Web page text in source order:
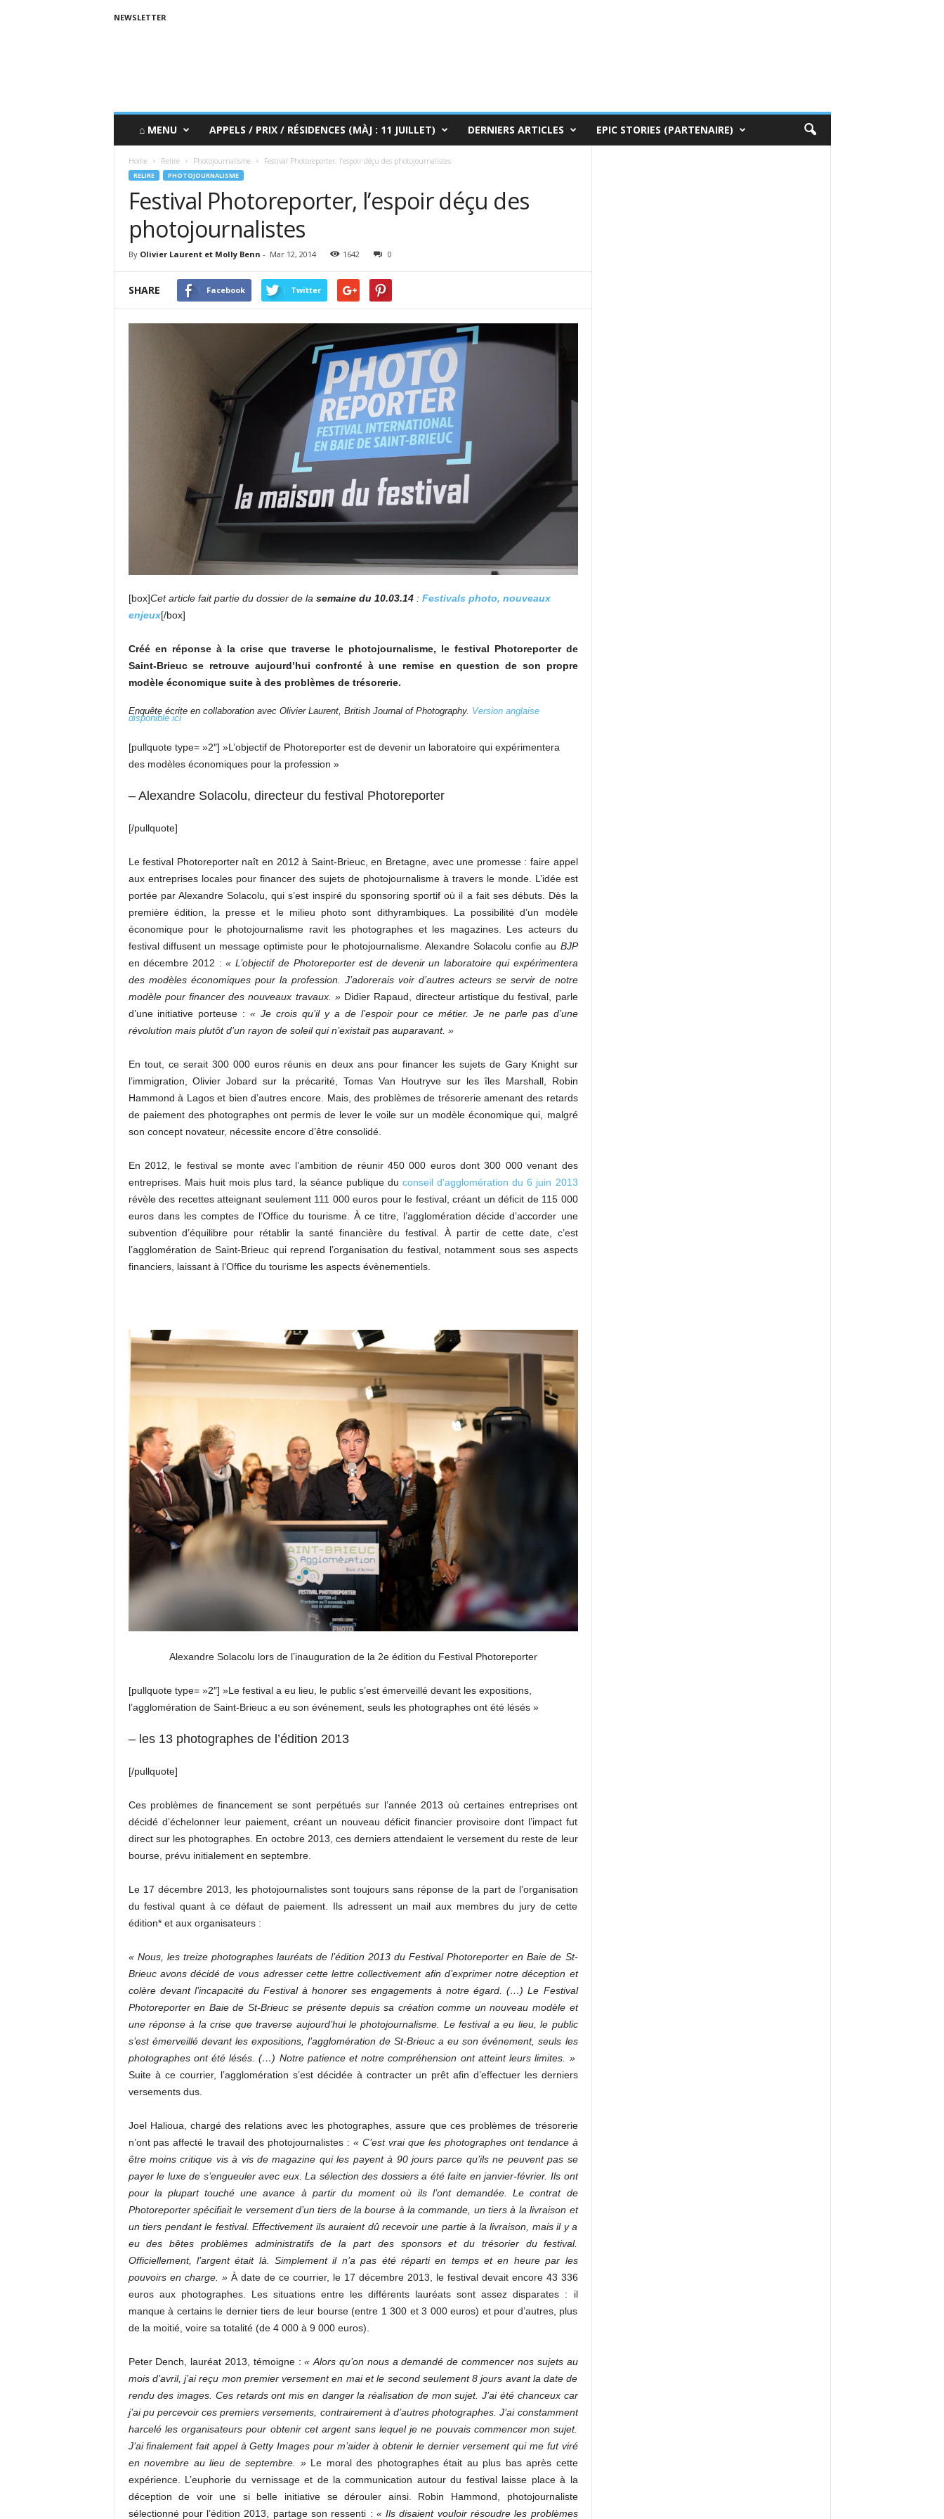
NEWSLETTER
⌂ MENU APPELS / PRIX / RÉSIDENCES (MÀJ : 11 JUILLET) DERNIERS ARTICLES EPIC STORIES (PARTENAIRE)
Home Relire Photojournalisme Festival Photoreporter, l’espoir déçu des photojournalistes
RELIRE PHOTOJOURNALISME
Festival Photoreporter, l’espoir déçu des
photojournalistes
By Olivier Laurent et Molly Benn - Mar 12, 2014 1642 0
SHARE Facebook Twitter
[box]Cet article fait partie du dossier de la semaine du 10.03.14: Festivals photo, nouveaux
enjeux[/box]
Créé en réponse à la crise que traverse le photojournalisme, le festival Photoreporter de
Saint-Brieuc se retrouve aujourd’hui confronté à une remise en question de son propre
modèle économique suite à des problèmes de trésorerie.
Enquête écrite en collaboration avec Olivier Laurent, British Journal of Photography. Version anglaise
disponible ici
[pullquote type= »2″] »L’objectif de Photoreporter est de devenir un laboratoire qui expérimentera
des modèles économiques pour la profession »
– Alexandre Solacolu, directeur du festival Photoreporter
[/pullquote]
Le festival Photoreporter naît en 2012 à Saint-Brieuc, en Bretagne, avec une promesse : faire appel
aux entreprises locales pour financer des sujets de photojournalisme à travers le monde. L’idée est
portée par Alexandre Solacolu, qui s’est inspiré du sponsoring sportif où il a fait ses débuts. Dès la
première édition, la presse et le milieu photo sont dithyrambiques. La possibilité d’un modèle
économique pour le photojournalisme ravit les photographes et les magazines. Les acteurs du
festival diffusent un message optimiste pour le photojournalisme. Alexandre Solacolu confie au BJP
en décembre 2012 : « L’objectif de Photoreporter est de devenir un laboratoire qui expérimentera
des modèles économiques pour la profession. J’adorerais voir d’autres acteurs se servir de notre
modèle pour financer des nouveaux travaux. » Didier Rapaud, directeur artistique du festival, parle
d’une initiative porteuse : « Je crois qu’il y a de l’espoir pour ce métier. Je ne parle pas d’une
révolution mais plutôt d’un rayon de soleil qui n’existait pas auparavant. »
En tout, ce serait 300 000 euros réunis en deux ans pour financer les sujets de Gary Knight sur
l’immigration, Olivier Jobard sur la précarité, Tomas Van Houtryve sur les îles Marshall, Robin
Hammond à Lagos et bien d’autres encore. Mais, des problèmes de trésorerie amenant des retards
de paiement des photographes ont permis de lever le voile sur un modèle économique qui, malgré
son concept novateur, nécessite encore d’être consolidé.
En 2012, le festival se monte avec l’ambition de réunir 450 000 euros dont 300 000 venant des
entreprises. Mais huit mois plus tard, la séance publique duconseil d’agglomération du 6 juin 2013
révèle des recettes atteignant seulement 111 000 euros pour le festival, créant un déficit de 115 000
euros dans les comptes de l’Office du tourisme. À ce titre, l’agglomération décide d’accorder une
subvention d’équilibre pour rétablir la santé financière du festival. À partir de cette date, c’est
l’agglomération de Saint-Brieuc qui reprend l’organisation du festival, notamment sous ses aspects
financiers, laissant à l’Office du tourisme les aspects évènementiels.
Alexandre Solacolu lors de l’inauguration de la 2e édition du Festival Photoreporter
[pullquote type= »2″] »Le festival a eu lieu, le public s’est émerveillé devant les expositions,
l’agglomération de Saint-Brieuc a eu son événement, seuls les photographes ont été lésés »
– les 13 photographes de l’édition 2013
[/pullquote]
Ces problèmes de financement se sont perpétués sur l’année 2013 où certaines entreprises ont
décidé d’échelonner leur paiement, créant un nouveau déficit financier provisoire dont l’impact fut
direct sur les photographes. En octobre 2013, ces derniers attendaient le versement du reste de leur
bourse, prévu initialement en septembre.
Le 17 décembre 2013, les photojournalistes sont toujours sans réponse de la part de l’organisation
du festival quant à ce défaut de paiement. Ils adressent un mail aux membres du jury de cette
édition* et aux organisateurs :
« Nous, les treize photographes lauréats de l’édition 2013 du Festival Photoreporter en Baie de St-
Brieuc avons décidé de vous adresser cette lettre collectivement afin d’exprimer notre déception et
colère devant l’incapacité du Festival à honorer ses engagements à notre égard. (…) Le Festival
Photoreporter en Baie de St-Brieuc se présente depuis sa création comme un nouveau modèle et
une réponse à la crise que traverse aujourd’hui le photojournalisme. Le festival a eu lieu, le public
s’est émerveillé devant les expositions, l’agglomération de St-Brieuc a eu son événement, seuls les
photographes ont été lésés. (…) Notre patience et notre compréhension ont atteint leurs limites. »
Suite à ce courrier, l’agglomération s’est décidée à contracter un prêt afin d’effectuer les derniers
versements dus.
Joel Halioua, chargé des relations avec les photographes, assure que ces problèmes de trésorerie
n’ont pas affecté le travail des photojournalistes : « C’est vrai que les photographes ont tendance à
être moins critique vis à vis de magazine qui les payent à 90 jours parce qu’ils ne peuvent pas se
payer le luxe de s’engueuler avec eux. La sélection des dossiers a été faite en janvier-février. Ils ont
pour la plupart touché une avance à partir du moment où ils l’ont demandée. Le contrat de
Photoreporter spécifiait le versement d’un tiers de la bourse à la commande, un tiers à la livraison et
un tiers pendant le festival. Effectivement ils auraient dû recevoir une partie à la livraison, mais il y a
eu des bêtes problèmes administratifs de la part des sponsors et du trésorier du festival.
Officiellement, l’argent était là. Simplement il n’a pas été réparti en temps et en heure par les
pouvoirs en charge. »À date de ce courrier, le 17 décembre 2013, le festival devait encore 43 336
euros aux photographes. Les situations entre les différents lauréats sont assez disparates : il
manque à certains le dernier tiers de leur bourse (entre 1 300 et 3 000 euros) et pour d’autres, plus
de la moitié, voire sa totalité (de 4 000 à 9 000 euros).
Peter Dench, lauréat 2013, témoigne :« Alors qu’on nous a demandé de commencer nos sujets au
mois d’avril, j’ai reçu mon premier versement en mai et le second seulement 8 jours avant la date de
rendu des images. Ces retards ont mis en danger la réalisation de mon sujet. J’ai été chanceux car
j’ai pu percevoir ces premiers versements, contrairement à d’autres photographes. J’ai constamment
harcelé les organisateurs pour obtenir cet argent sans lequel je ne pouvais commencer mon sujet.
J’ai finalement fait appel à Getty Images pour m’aider à obtenir le dernier versement qui me fut viré
en novembre au lieu de septembre. »Le moral des photographes était au plus bas après cette
expérience. L’euphorie du vernissage et de la communication autour du festival laisse place à la
déception de voir une si belle initiative se dérouler ainsi. Robin Hammond, photojournaliste
sélectionné pour l’édition 2013, partage son ressenti : « Ils disaient vouloir résoudre les problèmes